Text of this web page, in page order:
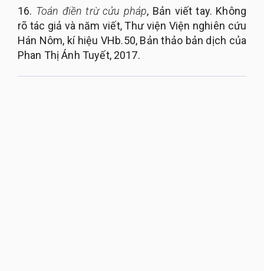
16. Toán điền trừ cửu pháp, Bản viết tay. Không
rõ tác giả và năm viết, Thư viện Viện nghiên cứu
Hán Nôm, kí hiệu VHb.50, Bản thảo bản dịch của
Phan Thị Ánh Tuyết, 2017.